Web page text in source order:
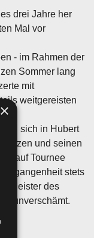
drei Jahre her
Mal vor
- im Rahmen der
Sommer lang
mit
weitgereisten
sich in Hubert
und seinen
auf Tournee
stets
Meister des
unverschämt.
×